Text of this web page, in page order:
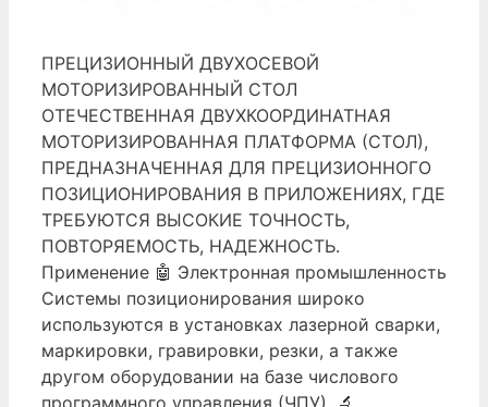
ПРЕЦИЗИОННЫЙ ДВУХОСЕВОЙ
МОТОРИЗИРОВАННЫЙ СТОЛ
ОТЕЧЕСТВЕННАЯ ДВУХКООРДИНАТНАЯ
МОТОРИЗИРОВАННАЯ ПЛАТФОРМА (СТОЛ),
ПРЕДНАЗНАЧЕННАЯ ДЛЯ ПРЕЦИЗИОННОГО
ПОЗИЦИОНИРОВАНИЯ В ПРИЛОЖЕНИЯХ, ГДЕ
ТРЕБУЮТСЯ ВЫСОКИЕ ТОЧНОСТЬ,
ПОВТОРЯЕМОСТЬ, НАДЕЖНОСТЬ.
Применение 🤖 Электронная промышленность
Системы позиционирования широко
используются в установках лазерной сварки,
маркировки, гравировки, резки, а также
другом оборудовании на базе числового
программного управления (ЧПУ). 🔬